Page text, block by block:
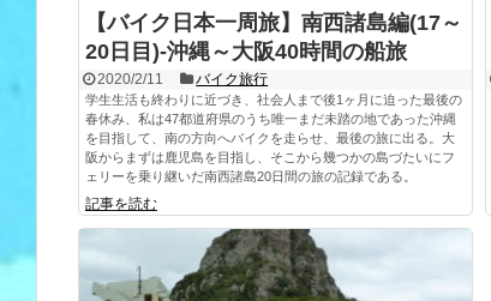
【バイク日本一周旅】南西諸島編(17～
20日目)-沖縄～大阪40時間の船旅
2020/2/11 バイク旅行
学生生活も終わりに近づき、社会人まで後1ヶ月に迫った最後の
春休み、私は47都道府県のうち唯一まだ未踏の地であった沖縄
を目指して、南の方向へバイクを走らせ、最後の旅に出る。大
阪からまずは鹿児島を目指し、そこから幾つかの島づたいにフ
ェリーを乗り継いだ南西諸島20日間の旅の記録である。
記事を読む